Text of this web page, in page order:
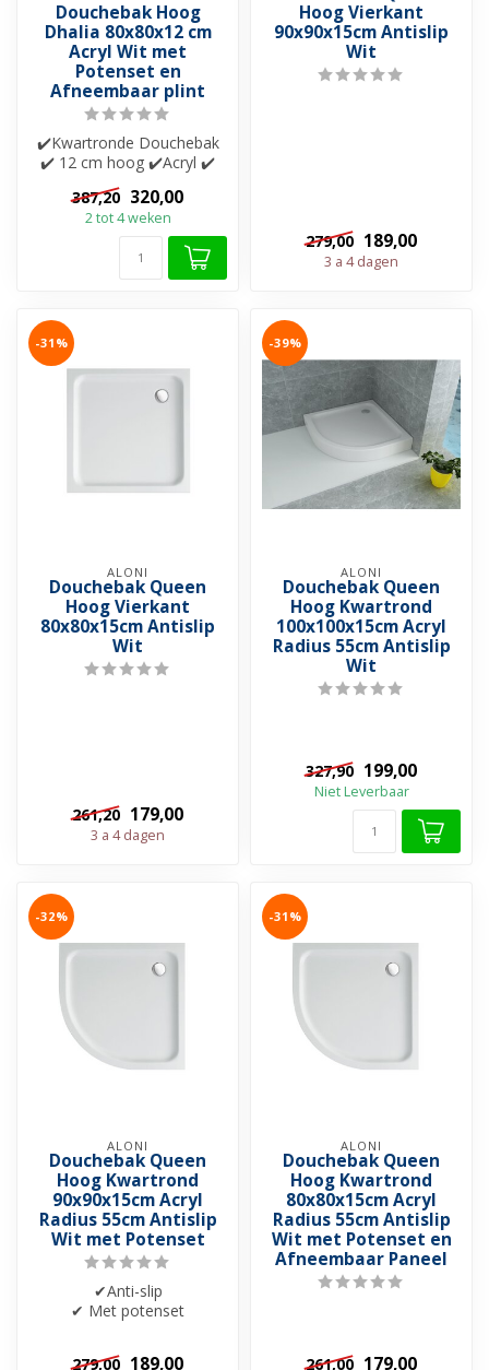
Douchebak Hoog
Dhalia 80x80x12 cm
Acryl Wit met
Potenset en
Afneembaar plint
✔️Kwartronde Douchebak
✔️ 12 cm hoog ✔️Acryl ✔️
Extra verstevigd ✔️Met
potenset ...
387,20 320,00
2 tot 4 weken
Hoog Vierkant
90x90x15cm Antislip
Wit
279,00 189,00
3 a 4 dagen
-31%
ALONI
Douchebak Queen
Hoog Vierkant
80x80x15cm Antislip
Wit
261,20 179,00
3 a 4 dagen
-39%
ALONI
Douchebak Queen
Hoog Kwartrond
100x100x15cm Acryl
Radius 55cm Antislip
Wit
327,90 199,00
Niet Leverbaar
-32%
ALONI
Douchebak Queen
Hoog Kwartrond
90x90x15cm Acryl
Radius 55cm Antislip
Wit met Potenset
✔Anti-slip
✔ Met potenset
279,00 189,00
-31%
ALONI
Douchebak Queen
Hoog Kwartrond
80x80x15cm Acryl
Radius 55cm Antislip
Wit met Potenset en
Afneembaar Paneel
261,00 179,00